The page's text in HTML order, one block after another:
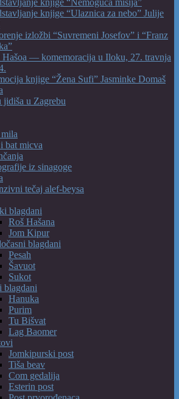
knjige “Nemoguća misija”
knjige “Ulaznica za nebo” Julije
izložbi “Suvremeni Josefov” i “Franz
Hašoa — komemoracija u Iloku, 27. travnja
knjige “Žena Sufi” Jasminke Domaš
jidiša u Zagrebu
bat micva
iz sinagoge
tečaj alef-beysa
blagdani
Roš Hašana
Jom Kipur
blagdani
Pesah
Šavuot
Sukot
blagdani
Hanuka
Purim
Tu Bišvat
Lag Baomer
Jomkipurski post
Tiša beav
Com gedalija
Esterin post